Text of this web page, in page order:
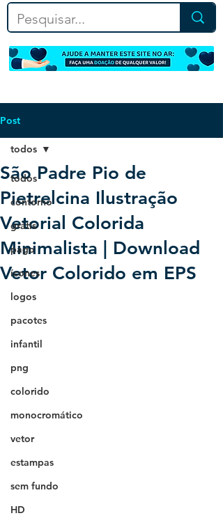
Post
todos
contorno
grátis
pago
ícones
logos
pacotes
infantil
png
colorido
monocromático
vetor
estampas
sem fundo
HD
todos
São Padre Pio de
Pietrelcina Ilustração
Vetorial Colorida
Minimalista | Download
Vetor Colorido em EPS